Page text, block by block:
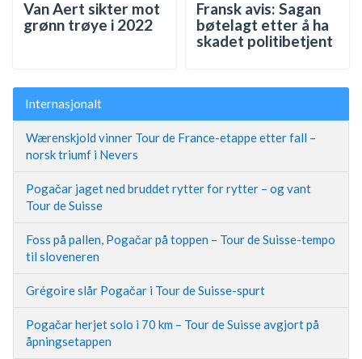
Van Aert sikter mot
grønn trøye i 2022
Fransk avis: Sagan
bøtelagt etter å ha
skadet politibetjent
Internasjonalt
Wærenskjold vinner Tour de France-etappe etter fall –
norsk triumf i Nevers
Pogačar jaget ned bruddet rytter for rytter – og vant
Tour de Suisse
Foss på pallen, Pogačar på toppen – Tour de Suisse-tempo
til sloveneren
Grégoire slår Pogačar i Tour de Suisse-spurt
Pogačar herjet solo i 70 km – Tour de Suisse avgjort på
åpningsetappen